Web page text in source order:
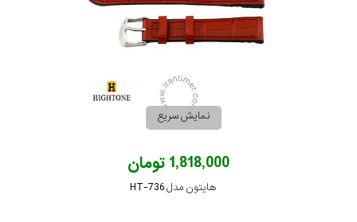
نمایش سریع
1,818,000 تومان
هایتون مدل HT-736